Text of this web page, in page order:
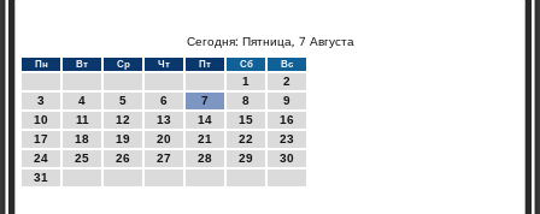
Сегодня: Пятница, 7 Августа
Пн Вт Ср Чт Пт Сб Вс
1
2
3
4 5 6 7 8
9
10
11 12 13 14 15
16
17
18 19 20 21 22
23
24
25 26 27 28 29
30
31